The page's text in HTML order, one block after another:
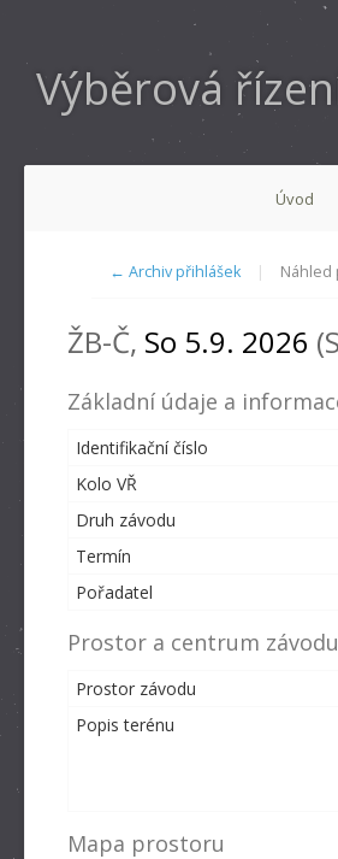
Výběrová
Úvod
← Archiv přihlášek | Náhled
ŽB-Č, So 5.9. 2026
Základní údaje a
Identifikační číslo
Kolo VŘ
Druh závodu
Termín
Pořadatel
Prostor a centrum závodu
Prostor závodu
Popis terénu
Mapa prostoru